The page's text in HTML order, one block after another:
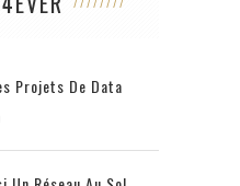
Projets De Data